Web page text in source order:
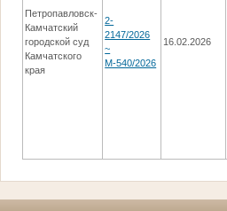
Петропавловск-
Камчатский
городской суд
Камчатского
края
2-
2147/2026
~
М-540/2026
16.02.2026